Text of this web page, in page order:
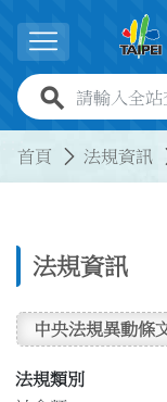
展開選單
全站查詢關
首頁 法規資訊
法規資訊
中央法規異動條
法規類別